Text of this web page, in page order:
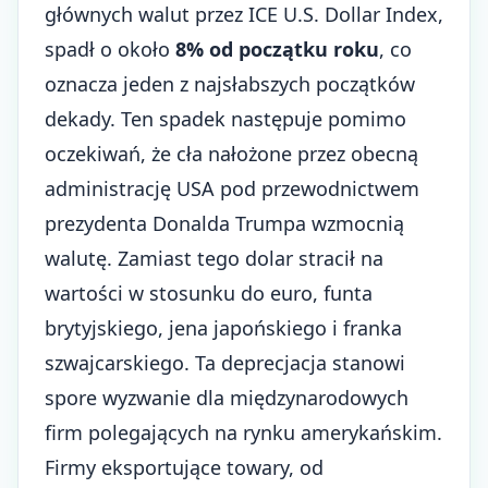
głównych walut przez ICE U.S. Dollar Index,
spadł o około 8% od początku roku, co
oznacza jeden z najsłabszych początków
dekady. Ten spadek następuje pomimo
oczekiwań, że cła nałożone przez obecną
administrację USA pod przewodnictwem
prezydenta Donalda Trumpa wzmocnią
walutę. Zamiast tego dolar stracił na
wartości w stosunku do euro, funta
brytyjskiego, jena japońskiego i franka
szwajcarskiego. Ta deprecjacja stanowi
spore wyzwanie dla międzynarodowych
firm polegających na rynku amerykańskim.
Firmy eksportujące towary, od